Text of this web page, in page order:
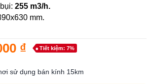
255 m3/h.
mm.
₫ Tiết kiệm: 7%
sử dụng bán kính 15km